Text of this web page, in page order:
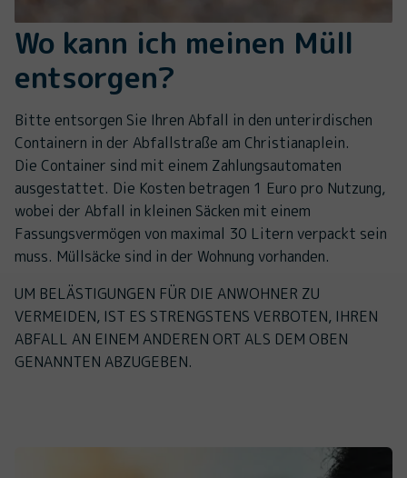
Wo kann ich meinen Müll
entsorgen?
Bitte entsorgen Sie Ihren Abfall in den unterirdischen
Containern in der Abfallstraße am Christianaplein.
Die Container sind mit einem Zahlungsautomaten
ausgestattet. Die Kosten betragen 1 Euro pro Nutzung,
wobei der Abfall in kleinen Säcken mit einem
Fassungsvermögen von maximal 30 Litern verpackt sein
muss. Müllsäcke sind in der Wohnung vorhanden.
UM BELÄSTIGUNGEN FÜR DIE ANWOHNER ZU
VERMEIDEN, IST ES STRENGSTENS VERBOTEN, IHREN
ABFALL AN EINEM ANDEREN ORT ALS DEM OBEN
GENANNTEN ABZUGEBEN.